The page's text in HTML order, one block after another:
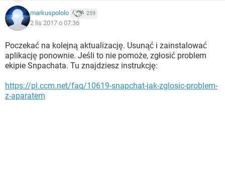
markuspololo 259
2 lis 2017 o 07:36
Poczekać na kolejną aktualizację. Usunąć i zainstalować
aplikację ponownie. Jeśli to nie pomoże, zgłosić problem
ekipie Snpachata. Tu znajdziesz instrukcję:
https://pl.ccm.net/faq/10619-snapchat-jak-zglosic-problem-
z-aparatem